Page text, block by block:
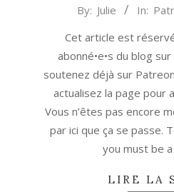
By: Julie In:
Cet article est
abonné•e•s du blog
soutenez déjà sur
actualisez la page pour
Vous n’êtes pas encore
par ici que ça se passe.
you must be
LIRE LA